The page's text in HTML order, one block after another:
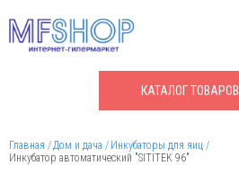
КАТАЛОГТОВАРОВ
Главная Дом и дача
Инкубаторы для яиц
Инкубатор автоматический "SITITEK 96"